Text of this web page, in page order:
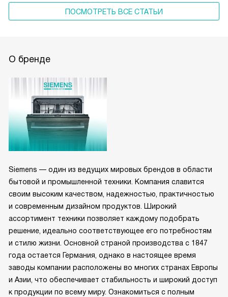
ПОСМОТРЕТЬ ВСЕ СТАТЬИ
О бренде
Siemens — один из ведущих мировых брендов в области
бытовой и промышленной техники. Компания славится
своим высоким качеством, надежностью, практичностью
и современным дизайном продуктов. Широкий
ассортимент техники позволяет каждому подобрать
решение, идеально соответствующее его потребностям
и стилю жизни. Основной страной производства с 1847
года остается Германия, однако в настоящее время
заводы компании расположены во многих странах Европы
и Азии, что обеспечивает стабильность и широкий доступ
к продукции по всему миру. Ознакомиться с полным